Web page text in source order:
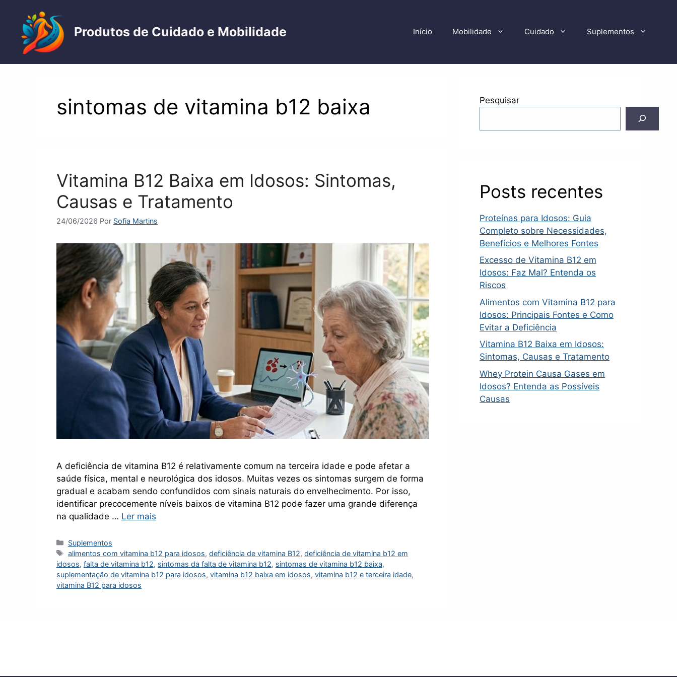
conteúdo
Produtos de Cuidado e Mobilidade Início Mobilidade Cuidado Suplementos
sintomas de vitamina b12 baixa
Vitamina B12 Baixa em Idosos: Sintomas,
Causas e Tratamento
24/06/2026 Por Sofia Martins
A deficiência de vitamina B12 é relativamente comum na terceira idade e pode afetar a
saúde física, mental e neurológica dos idosos. Muitas vezes os sintomas surgem de forma
gradual e acabam sendo confundidos com sinais naturais do envelhecimento. Por isso,
identificar precocemente níveis baixos de vitamina B12 pode fazer uma grande diferença
na qualidade … Ler mais
Categorias
Suplementos
Tags
alimentos com vitamina b12 para idosos,deficiência de vitamina B12,deficiência de vitamina b12 em
idosos, falta de vitamina b12, sintomas da falta de vitamina b12, sintomas de vitamina b12 baixa,
suplementação de vitamina b12 para idosos, vitamina b12 baixa em idosos, vitamina b12 e terceira idade,
vitamina B12 para idosos
Pesquisar
Posts recentes
Proteínas para Idosos: Guia
Completo sobre Necessidades,
Benefícios e Melhores Fontes
Excesso de Vitamina B12 em
Idosos: Faz Mal? Entenda os
Riscos
Alimentos com Vitamina B12 para
Idosos: Principais Fontes e Como
Evitar a Deficiência
Vitamina B12 Baixa em Idosos:
Sintomas, Causas e Tratamento
Whey Protein Causa Gases em
Idosos? Entenda as Possíveis
Causas